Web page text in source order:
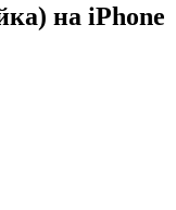
на iPhone